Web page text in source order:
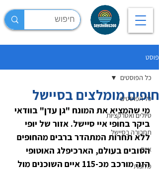
פוסט
כל הפוסטים
טיולים ואטרקציות
תחבורה בסיישל
איים
מלונות
כל הפוסטים
חופים מומלצים בסיישל
מי שהמציא את המונח "גן עדן" בוודאי
ביקר בחופי איי סיישל. אזור של יופי
ללא תחרות המתהדר ברבים מהחופים
הטובים בעולם, הארכיפלג האוטופי
הזה מורכב מכ-115 איים השוכנים מול